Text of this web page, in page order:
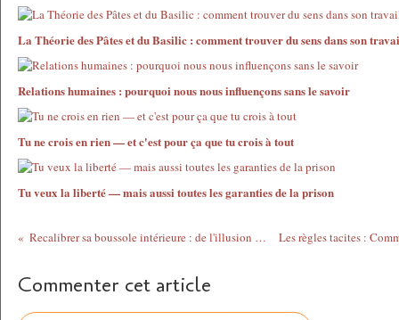
La Théorie des Pâtes et du Basilic : comment trouver du sens dans son
Relations humaines : pourquoi nous nous influençons sans le savoir
Tu ne crois en rien — et c'est pour ça que tu crois à tout
Tu veux la liberté — mais aussi toutes les garanties de la prison
Recalibrer sa boussole intérieure : de l'illusion à l'estime de soi
Commenter cet article